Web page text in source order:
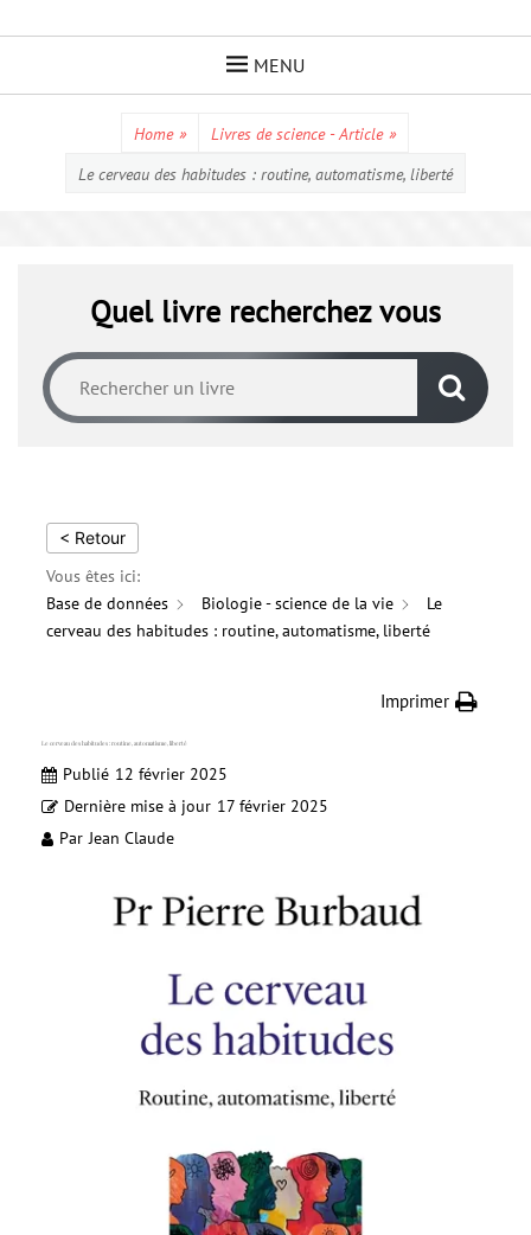
MENU
Home » Livres de science - Article »
Le cerveau des habitudes : routine, automatisme, liberté
Quel livre recherchez vous
< Retour
Vous êtes ici:
Base de données
Biologie - science de la vie
Le
cerveau des habitudes : routine, automatisme, liberté
Imprimer
Le cerveau des habitudes : routine, automatisme, liberté
Publié 12 février 2025
Dernière mise à jour 17 février 2025
Par Jean Claude